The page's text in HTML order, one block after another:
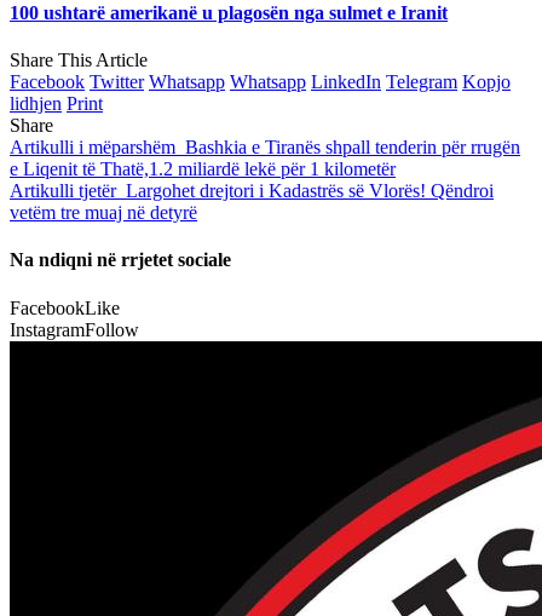
100 ushtarë amerikanë u plagosën nga sulmet e Iranit
Share This Article
Facebook Twitter Whatsapp Whatsapp LinkedIn Telegram Kopjo
lidhjen Print
Share
Artikulli i mëparshëm Bashkia e Tiranës shpall tenderin për rrugën
e Liqenit të Thatë,1.2 miliardë lekë për 1 kilometër
Artikulli tjetër Largohet drejtori i Kadastrës së Vlorës! Qëndroi
vetëm tre muaj në detyrë
Na ndiqni në rrjetet sociale
FacebookLike
InstagramFollow